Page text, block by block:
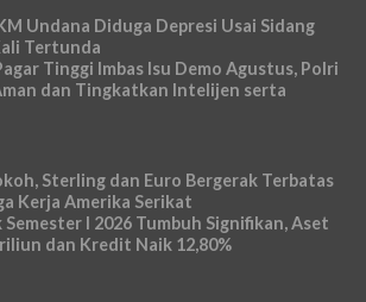
Undana Diduga Depresi Usai Sidang
Tertunda
Tinggi Imbas Isu Demo Agustus, Polri
dan Tingkatkan Intelijen serta
Sterling dan Euro Bergerak Terbatas
Kerja Amerika Serikat
I 2026 Tumbuh Signifikan, Aset
dan Kredit Naik 12,80%